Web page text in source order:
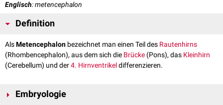
Englisch: metencephalon
Definition
AlsMetencephalon bezeichnet man einen Teil des Rautenhirns
(Rhombencephalon), aus dem sich die Brücke (Pons), das Kleinhirn
(Cerebellum) und der4. Hirnventrikeldifferenzieren.
Embryologie